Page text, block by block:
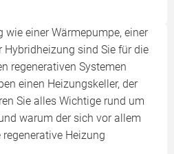
wie einer Wärmepumpe, einer
Hybridheizung sind Sie für die
regenerativen Systemen
einen Heizungskeller, der
Sie alles Wichtige rund um
warum der sich vor allem
Heizung